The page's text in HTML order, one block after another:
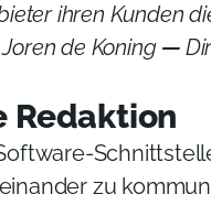
ihren Kunden
de Koning —
Redaktion
zu